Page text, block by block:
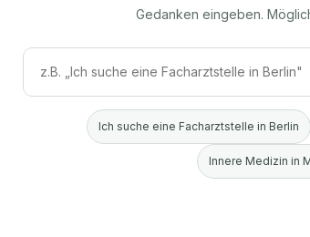
Gedanken eingeben.
Ich suche eine Facharztstelle in Berlin
Innere Medizin in